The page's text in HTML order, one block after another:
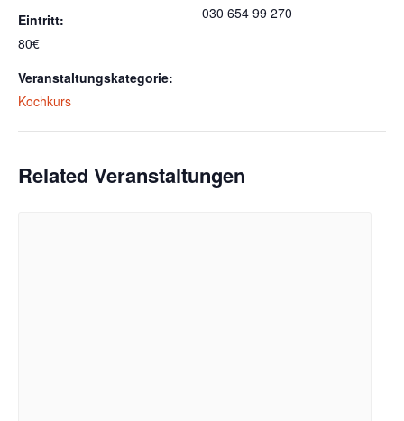
Eintritt:
80€
Veranstaltungskategorie:
Kochkurs
030 654 99 270
Related Veranstaltungen